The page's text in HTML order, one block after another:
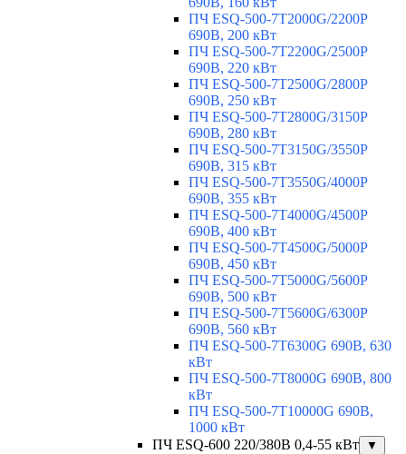
ПЧ ESQ-500-7T2000G/2200P
690В, 200 кВт
ПЧ ESQ-500-7T2200G/2500P
690В, 220 кВт
ПЧ ESQ-500-7T2500G/2800P
690В, 250 кВт
ПЧ ESQ-500-7T2800G/3150P
690В, 280 кВт
ПЧ ESQ-500-7T3150G/3550P
690В, 315 кВт
ПЧ ESQ-500-7T3550G/4000P
690В, 355 кВт
ПЧ ESQ-500-7T4000G/4500P
690В, 400 кВт
ПЧ ESQ-500-7T4500G/5000P
690В, 450 кВт
ПЧ ESQ-500-7T5000G/5600P
690В, 500 кВт
ПЧ ESQ-500-7T5600G/6300P
690В, 560 кВт
ПЧ ESQ-500-7T6300G 690В, 630
кВт
ПЧ ESQ-500-7T8000G 690В, 800
кВт
ПЧ ESQ-500-7T10000G 690В,
1000 кВт
ПЧ ESQ-600 220/380В 0,4-55 кВт
▼